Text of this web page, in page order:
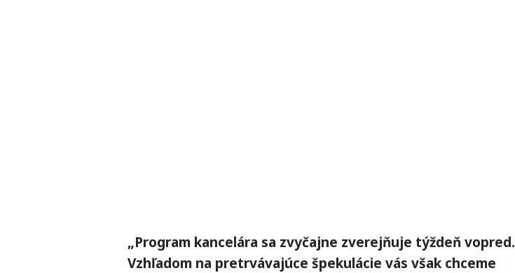
„Program kancelára sa zvyčajne zverejňuje týždeň vopred.
Vzhľadom na pretrvávajúce špekulácie vás však chceme